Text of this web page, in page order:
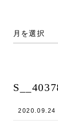
2020.09.24